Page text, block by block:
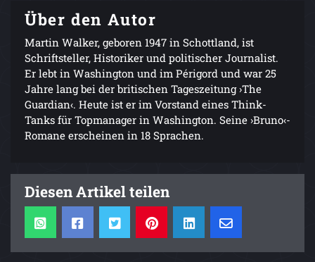
Über den Autor
Martin Walker, geboren 1947 in Schottland, ist
Schriftsteller, Historiker und politischer Journalist.
Er lebt in Washington und im Périgord und war 25
Jahre lang bei der britischen Tageszeitung ›The
Guardian‹. Heute ist er im Vorstand eines Think-
Tanks für Topmanager in Washington. Seine ›Bruno‹-
Romane erscheinen in 18 Sprachen.
Diesen Artikel teilen